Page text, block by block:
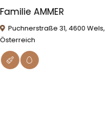
Familie AMMER
Puchnerstraße 31, 4600 Wels,
Österreich